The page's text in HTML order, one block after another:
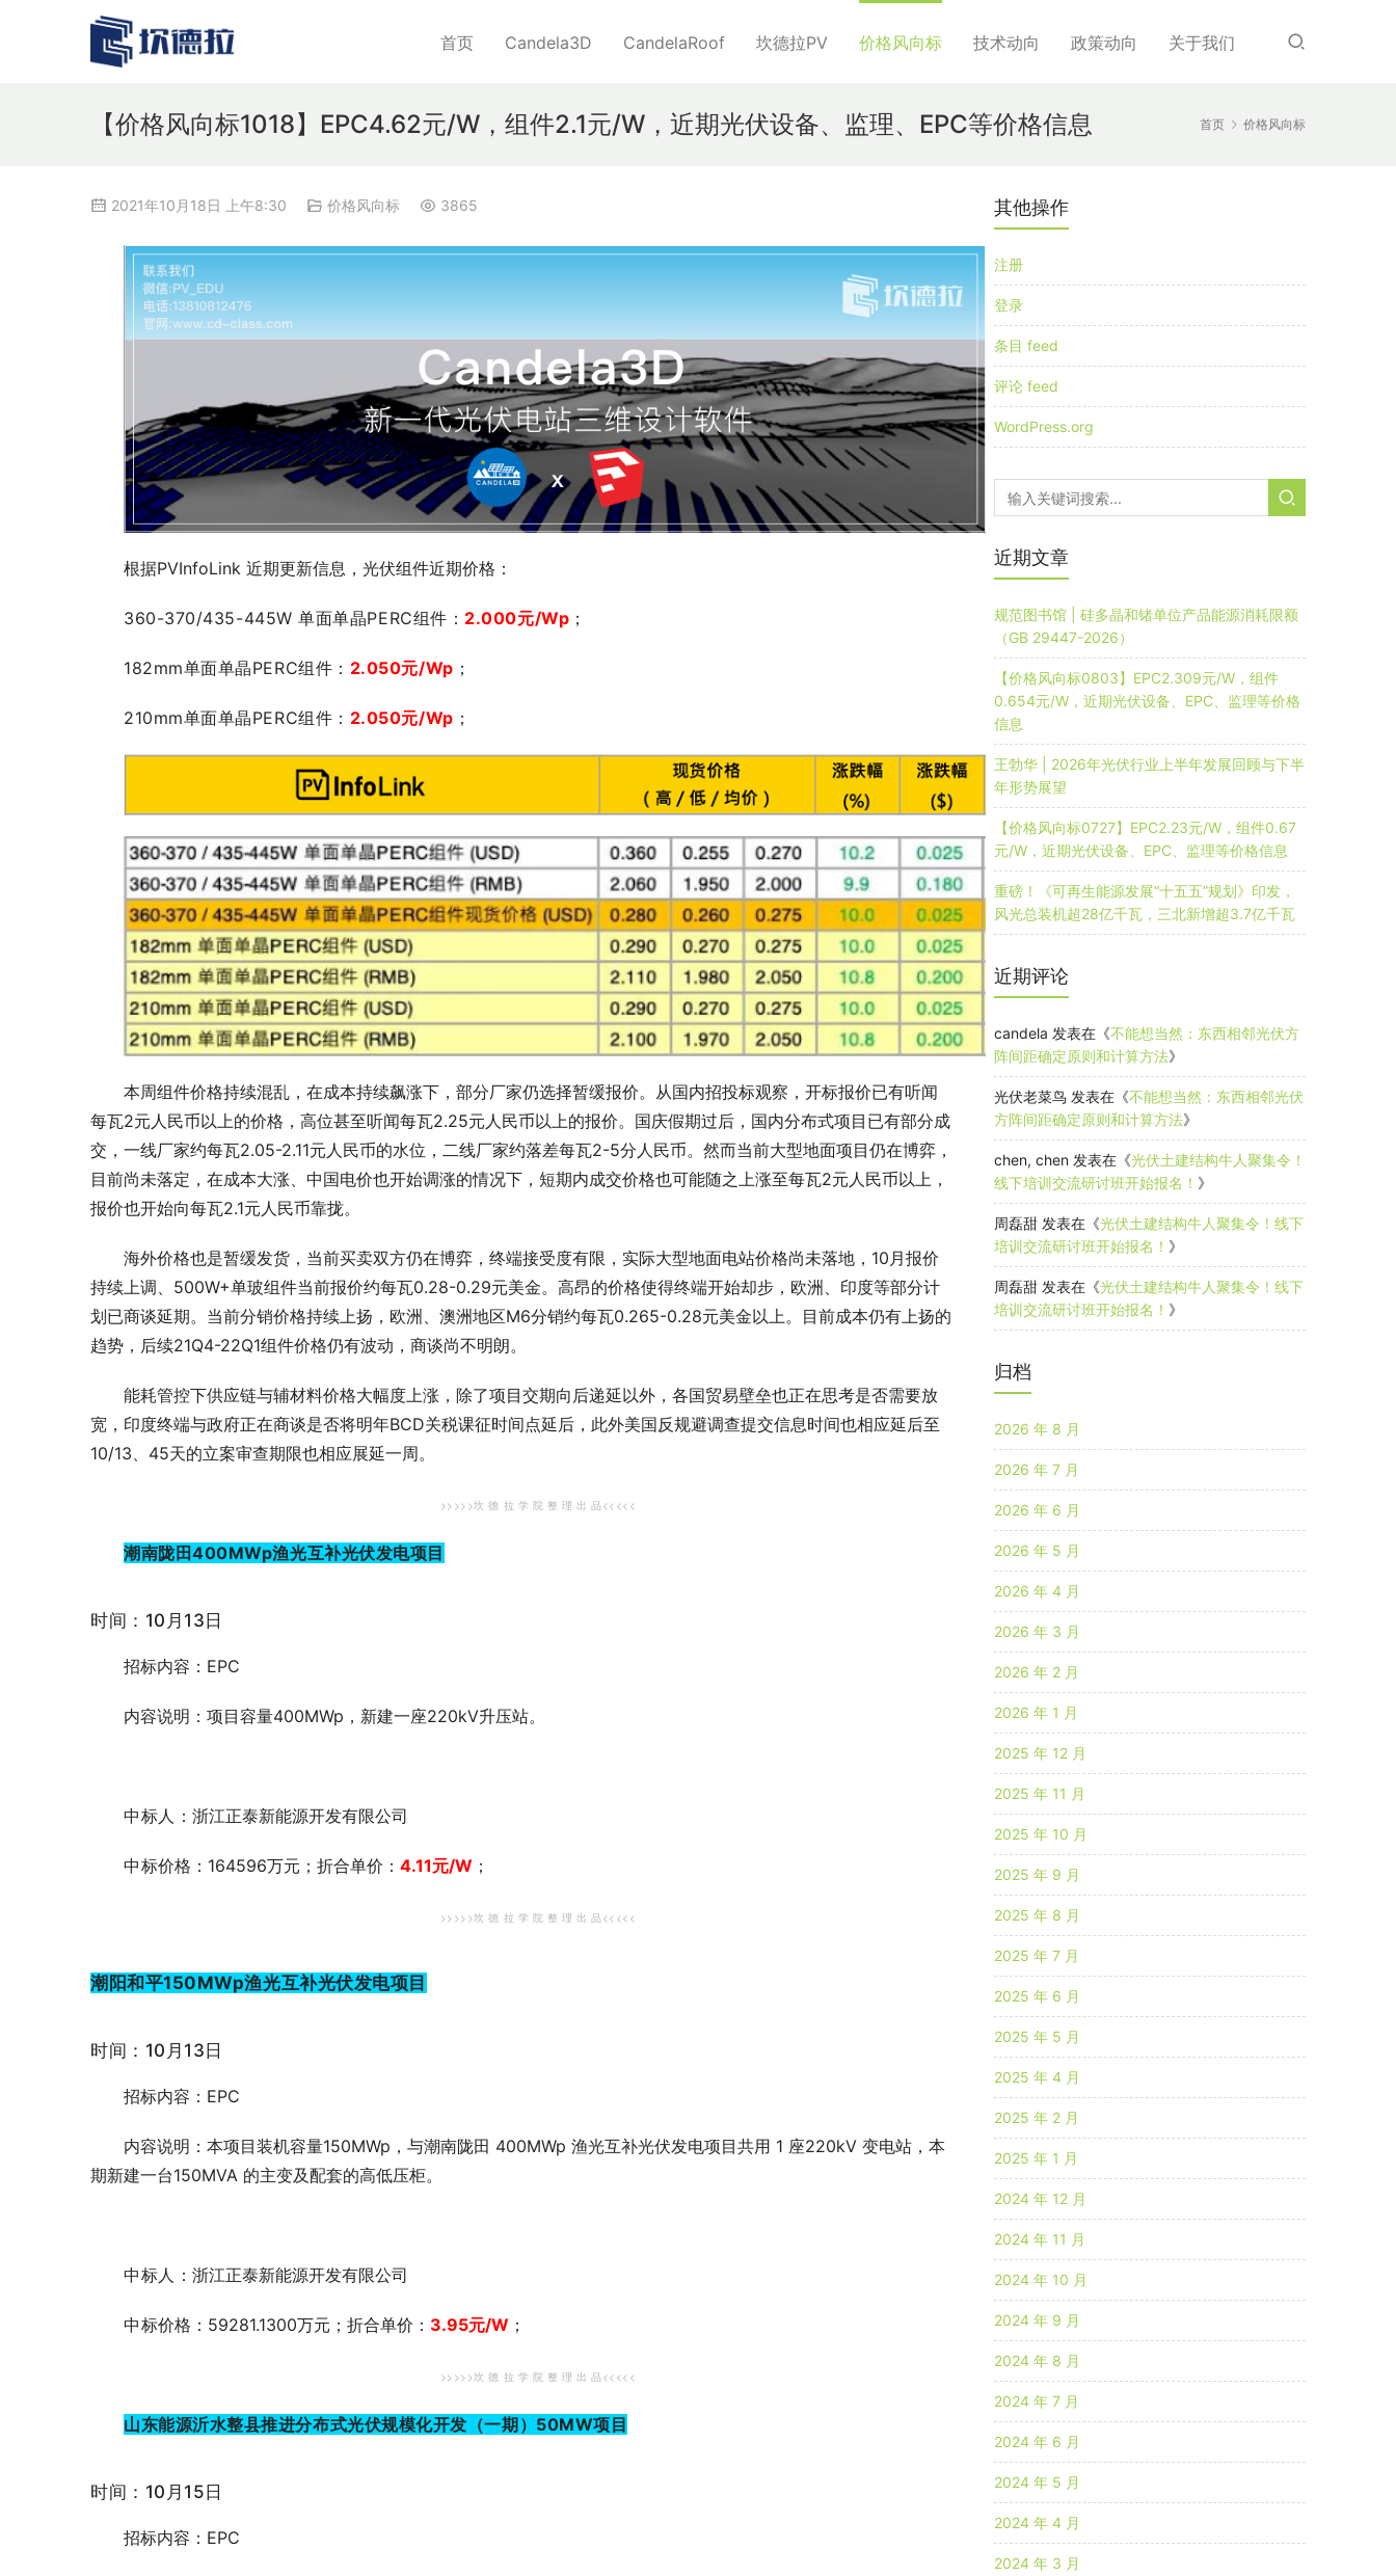
首页 Candela3D CandelaRoof 坎德拉PV 价格风向标 技术动向 政策动向 关于我们
首页 价格风向标
【价格风向标1018】EPC4.62元/W，组件2.1元/W，近期光伏设备、监理、EPC等价格信息
2021年10月18日 上午8:30 价格风向标 3865
根据PVInfoLink 近期更新信息，光伏组件近期价格：
360-370/435-445W 单面单晶PERC组件： 2.000元/Wp ；
182mm单面单晶PERC组件： 2.050元/Wp ；
210mm单面单晶PERC组件： 2.050元/Wp ；
本周组件价格持续混乱，在成本持续飙涨下，部分厂家仍选择暂缓报价。从国内招投标观察，开标报价已有听闻
每瓦2元人民币以上的价格，高位甚至听闻每瓦2.25元人民币以上的报价。国庆假期过后，国内分布式项目已有部分成
交，一线厂家约每瓦2.05-2.11元人民币的水位，二线厂家约落差每瓦2-5分人民币。然而当前大型地面项目仍在博弈，
目前尚未落定，在成本大涨、中国电价也开始调涨的情况下，短期内成交价格也可能随之上涨至每瓦2元人民币以上，
报价也开始向每瓦2.1元人民币靠拢。
海外价格也是暂缓发货，当前买卖双方仍在博弈，终端接受度有限，实际大型地面电站价格尚未落地，10月报价
持续上调、500W+单玻组件当前报价约每瓦0.28-0.29元美金。高昂的价格使得终端开始却步，欧洲、印度等部分计
划已商谈延期。当前分销价格持续上扬，欧洲、澳洲地区M6分销约每瓦0.265-0.28元美金以上。目前成本仍有上扬的
趋势，后续21Q4-22Q1组件价格仍有波动，商谈尚不明朗。
能耗管控下供应链与辅材料价格大幅度上涨，除了项目交期向后递延以外，各国贸易壁垒也正在思考是否需要放
宽，印度终端与政府正在商谈是否将明年BCD关税课征时间点延后，此外美国反规避调查提交信息时间也相应延后至
10/13、45天的立案审查期限也相应展延一周。
>>>>>坎 德 拉 学 院 整 理 出 品<<<<<
潮南陇田400MWp渔光互补光伏发电项目
时间：10月13日
招标内容：EPC
内容说明：项目容量400MWp，新建一座220kV升压站。
中标人 ：浙江正泰新能源开发有限公司
中标价格：164596万元；折合单价： 4.11元/W；
>>>>>坎 德 拉 学 院 整 理 出 品<<<<<
潮阳和平150MWp渔光互补光伏发电项目
时间：10月13日
招标内容：EPC
内容说明：本项目装机容量150MWp，与潮南陇田 400MWp 渔光互补光伏发电项目共用 1 座220kV 变电站，本
期新建一台150MVA 的主变及配套的高低压柜。
中标人 ：浙江正泰新能源开发有限公司
中标价格：59281.1300万元；折合单价： 3.95元/W；
>>>>>坎 德 拉 学 院 整 理 出 品<<<<<
山东能源沂水整县推进分布式光伏规模化开发（一期）50MW项目
时间：10月15日
招标内容：EPC
其他操作
注册
登录
条目 feed
评论 feed
WordPress.org
近期文章
规范图书馆 | 硅多晶和锗单位产品能源消耗限额
（GB 29447-2026）
【价格风向标0803】EPC2.309元/W，组件
0.654元/W，近期光伏设备、EPC、监理等价格
信息
王勃华 | 2026年光伏行业上半年发展回顾与下半
年形势展望
【价格风向标0727】EPC2.23元/W，组件0.67
元/W，近期光伏设备、EPC、监理等价格信息
重磅！《可再生能源发展“十五五”规划》印发，
风光总装机超28亿千瓦，三北新增超3.7亿千瓦
近期评论
candela 发表在《不能想当然：东西相邻光伏方
阵间距确定原则和计算方法》
光伏老菜鸟 发表在《不能想当然：东西相邻光伏
方阵间距确定原则和计算方法》
chen, chen 发表在《光伏土建结构牛人聚集令！
线下培训交流研讨班开始报名！ 》
周磊甜 发表在《光伏土建结构牛人聚集令！线下
培训交流研讨班开始报名！ 》
周磊甜 发表在《光伏土建结构牛人聚集令！线下
培训交流研讨班开始报名！ 》
归档
2026 年 8 月
2026 年 7 月
2026 年 6 月
2026 年 5 月
2026 年 4 月
2026 年 3 月
2026 年 2 月
2026 年 1 月
2025 年 12 月
2025 年 11 月
2025 年 10 月
2025 年 9 月
2025 年 8 月
2025 年 7 月
2025 年 6 月
2025 年 5 月
2025 年 4 月
2025 年 2 月
2025 年 1 月
2024 年 12 月
2024 年 11 月
2024 年 10 月
2024 年 9 月
2024 年 8 月
2024 年 7 月
2024 年 6 月
2024 年 5 月
2024 年 4 月
2024 年 3 月